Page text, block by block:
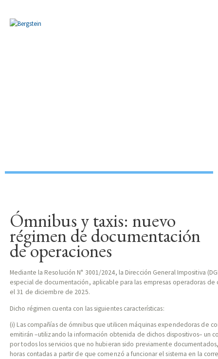
Ómnibus y taxis: nuevo
régimen de documentación
de operaciones
Mediante la Resolución N° 3001/2024, la Dirección General Impositiva
especial de documentación, aplicable para las empresas operadoras de
el 31 de diciembre de 2025.
Dicho régimen cuenta con las siguientes características:
(i) Las compañías de ómnibus que utilicen máquinas expendedoras de
emitirán –utilizando la información obtenida de dichos dispositivos– un
por todos los servicios que no hubieran sido previamente
horas contadas a partir de que comenzó a funcionar el sistema en la